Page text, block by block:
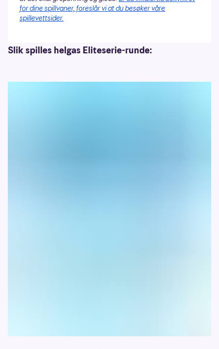
for dine spillvaner, foreslår vi at du besøker våre
spillevettsider.
Slik spilles helgas Eliteserie-runde: